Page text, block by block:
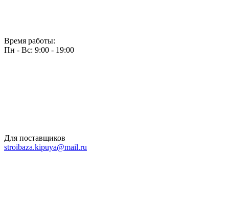
Время работы:
Пн - Вс: 9:00 - 19:00
Для поставщиков
stroibaza.kipuya@mail.ru